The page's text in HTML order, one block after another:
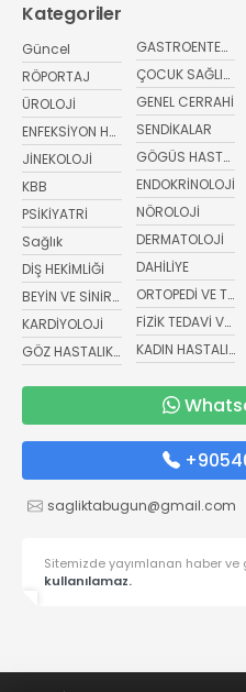
Kategoriler
Güncel
RÖPORTAJ
ÜROLOJİ
ENFEKSİYON HASTALIKLARI
JİNEKOLOJİ
KBB
PSİKİYATRİ
Sağlık
DİŞ HEKİMLİĞİ
BEYİN VE SİNİR CERRAHİSİ
KARDİYOLOJİ
GÖZ HASTALIKLARI
ÇOCUK SAĞLIĞI
GENEL CERRAHİ
SENDİKALAR
GÖGÜS
ENDOKRİNOLOJİ
NÖROLOJİ
DERMATOLOJİ
DAHİLİYE
ORTOPEDİ VE
FİZİK TEDAVİ VE
KADIN
sagliktabugun@gmail.com
Sitemizde yayımlanan haber
kullanılamaz.